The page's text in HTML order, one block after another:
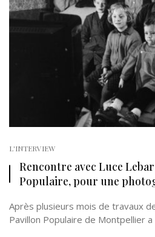
L'INTERVIEW
Rencontre avec Luce
Populaire, pour une
Après plusieurs mois de travaux
Pavillon Populaire de Montpellier a